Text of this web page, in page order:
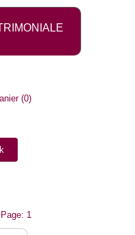
(0)
Page: 1